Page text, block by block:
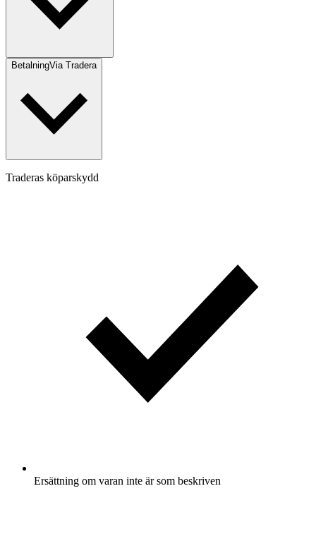
BetalningVia Tradera
Traderas köparskydd
Ersättning om varan inte är som beskriven